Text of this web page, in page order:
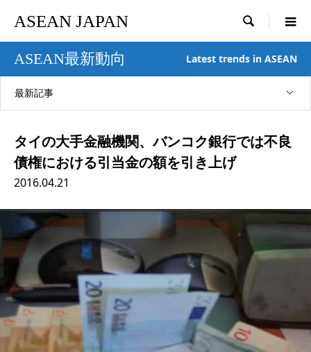
ASEAN JAPAN 
ASEAN最新動向 Latest trends in ASEAN
最新記事
タイの大手金融機関、バンコク銀行では不良
債権における引当金の額を引き上げ
2016.04.21